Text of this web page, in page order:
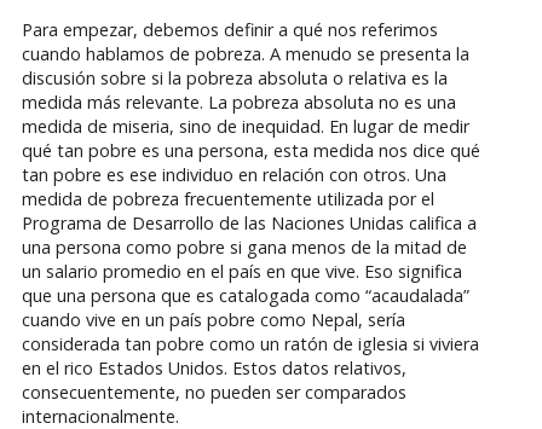
Para empezar, debemos definir a qué nos referimos
cuando hablamos de pobreza. A menudo se presenta la
discusión sobre si la pobreza absoluta o relativa es la
medida más relevante. La pobreza absoluta no es una
medida de miseria, sino de inequidad. En lugar de medir
qué tan pobre es una persona, esta medida nos dice qué
tan pobre es ese individuo en relación con otros. Una
medida de pobreza frecuentemente utilizada por el
Programa de Desarrollo de las Naciones Unidas califica a
una persona como pobre si gana menos de la mitad de
un salario promedio en el país en que vive. Eso significa
que una persona que es catalogada como “acaudalada”
cuando vive en un país pobre como Nepal, sería
considerada tan pobre como un ratón de iglesia si viviera
en el rico Estados Unidos. Estos datos relativos,
consecuentemente, no pueden ser comparados
internacionalmente.